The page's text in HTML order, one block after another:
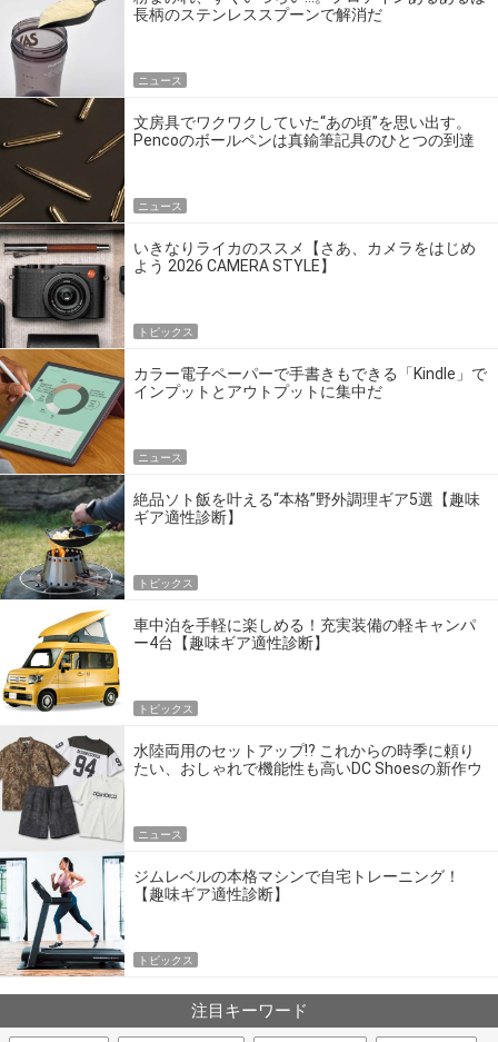
長柄のステンレススプーンで解消だ
ニュース
文房具でワクワクしていた“あの頃”を思い出す。
Pencoのボールペンは真鍮筆記具のひとつの到達
ニュース
いきなりライカのススメ【さあ、カメラをはじめ
よう 2026 CAMERA STYLE】
トピックス
カラー電子ペーパーで手書きもできる「Kindle」で
インプットとアウトプットに集中だ
ニュース
絶品ソト飯を叶える“本格”野外調理ギア5選【趣味
ギア適性診断】
トピックス
車中泊を手軽に楽しめる！充実装備の軽キャンパ
ー4台【趣味ギア適性診断】
トピックス
水陸両用のセットアップ!? これからの時季に頼り
たい、おしゃれで機能性も高いDC Shoesの新作ウ
ニュース
ジムレベルの本格マシンで自宅トレーニング！
【趣味ギア適性診断】
トピックス
注目キーワード